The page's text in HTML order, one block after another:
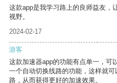
这款app是我学习路上的良师益友，
视野。
2024-02-17
游客
这款加速器app的功能有点单一，可
一个自动切换线路的功能，这样就
路，从而获得更好的加速效果。